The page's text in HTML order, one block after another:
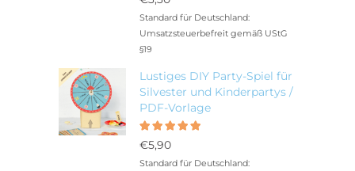
Standard für Deutschland:
Umsatzsteuerbefreit gemäß UStG
§19
Lustiges DIY Party-Spiel für
Silvester und Kinderpartys /
PDF-Vorlage
mit5.00
€5,90
Standard für Deutschland: